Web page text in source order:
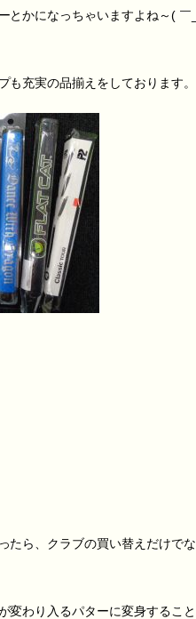
かになっちゃいますよね～( ￣_
充実の品揃えをしております。
たら、クラブの買い替えだけでな
変わり入るパターに変身すること